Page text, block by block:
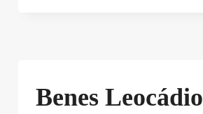
Benes Leocádio